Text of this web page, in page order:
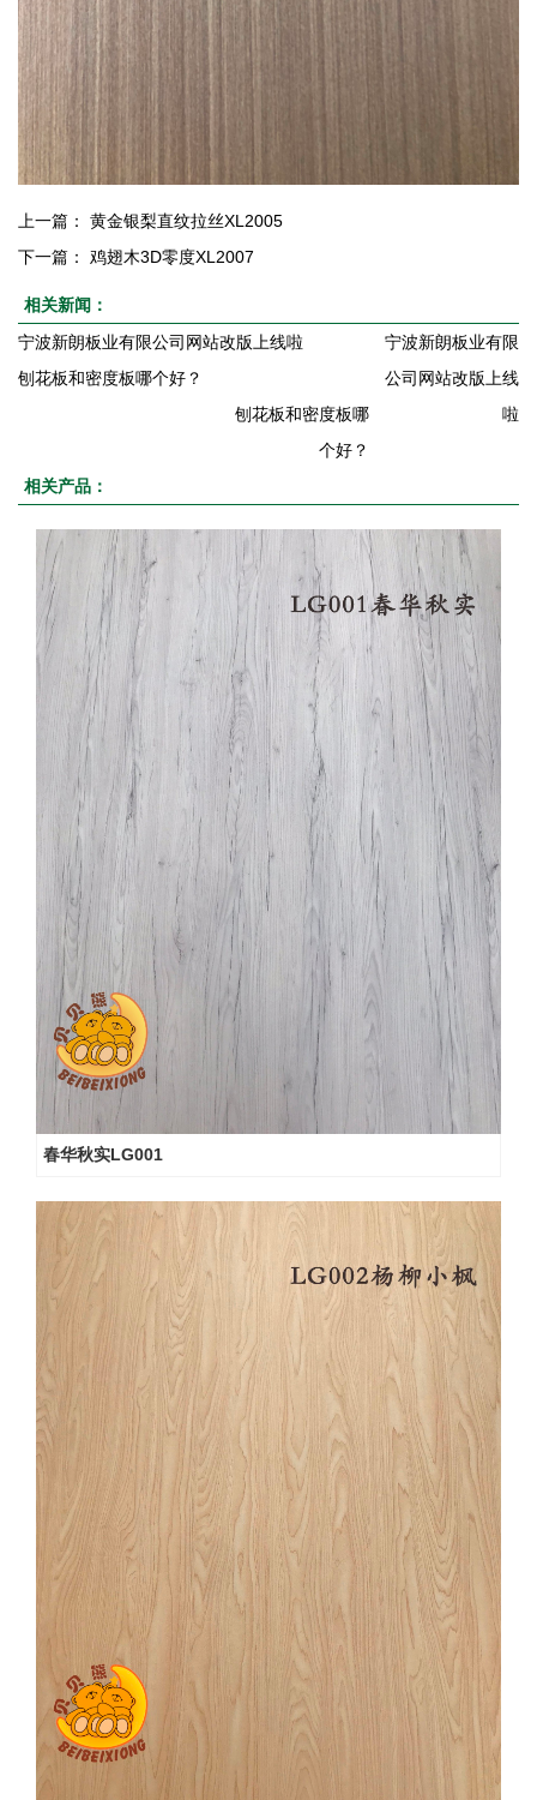
上一篇：
黄金银梨直纹拉丝XL2005
下一篇：
鸡翅木3D零度XL2007
相关新闻：
宁波新朗板业有限公司网站改版上线啦
宁波新朗板业有限
公司网站改版上线
啦
刨花板和密度板哪个好？
刨花板和密度板哪
个好？
相关产品：
春华秋实LG001